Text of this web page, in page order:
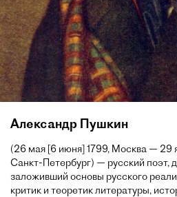
Александр Пушкин
(26 мая [6 июня] 1799, Москва — 29
Санкт-Петербург) — русский поэт,
заложивший основы русского
критик и теоретик литературы,